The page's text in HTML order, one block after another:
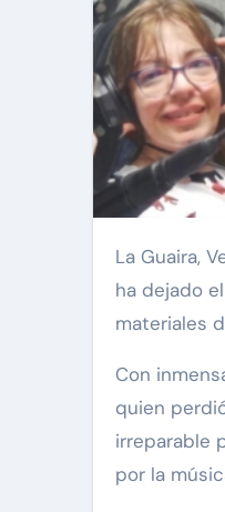
La Guaira, Venezuela. – La familia de Turismo Estéreo 105.5 FM Onda La Superestación comunica con profundo dolor las consecuencias que
ha dejado
materiales
Con
quien
irreparable
por la